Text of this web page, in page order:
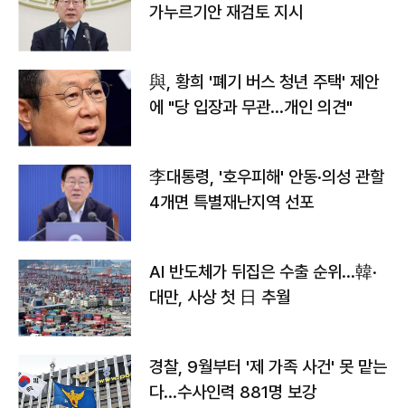
가누르기안 재검토 지시
與, 황희 '폐기 버스 청년 주택' 제안
에 "당 입장과 무관…개인 의견"
李대통령, '호우피해' 안동·의성 관할
4개면 특별재난지역 선포
AI 반도체가 뒤집은 수출 순위…韓·
대만, 사상 첫 日 추월
경찰, 9월부터 '제 가족 사건' 못 맡는
다…수사인력 881명 보강